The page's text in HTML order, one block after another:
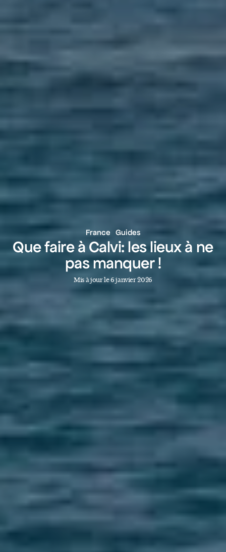
France Guides
Que faire à Calvi: les lieux à ne
pas manquer !
Mis à jour le 6 janvier 2026